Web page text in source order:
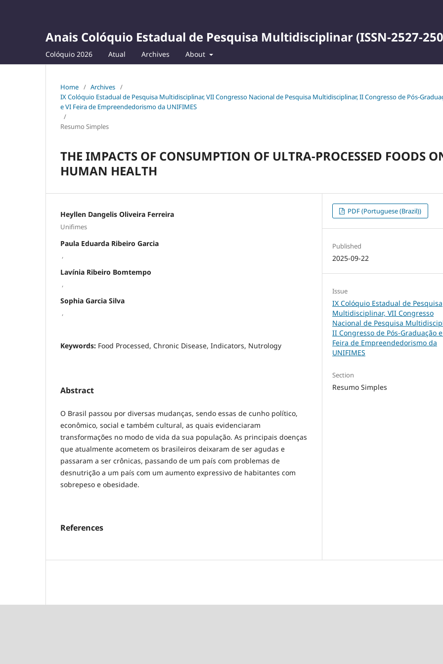
Anais Colóquio Estadual de Pesquisa Multidisciplinar (ISSN-2527-
Colóquio 2026 Atual Archives About
Home / Archives /
IX Colóquio Estadual de Pesquisa Multidisciplinar, VII Congresso Nacional de Pesquisa Multidisciplinar, II Congresso de Pós-
e VI Feira de Empreendedorismo da UNIFIMES
/
Resumo Simples
THE IMPACTS OF CONSUMPTION OF ULTRA-PROCESSED FOODS
HUMAN HEALTH
Heyllen Dangelis Oliveira Ferreira
Unifimes
Paula Eduarda Ribeiro Garcia
,
Lavínia Ribeiro Bomtempo
,
Sophia Garcia Silva
,
Keywords: Food Processed, Chronic Disease, Indicators, Nutrology
Abstract
O Brasil passou por diversas mudanças, sendo essas de cunho político,
econômico, social e também cultural, as quais evidenciaram
transformações no modo de vida da sua população. As principais doenças
que atualmente acometem os brasileiros deixaram de ser agudas e
passaram a ser crônicas, passando de um país com problemas de
desnutrição a um país com um aumento expressivo de habitantes com
sobrepeso e obesidade.
References
PDF (Portuguese (Brazil))
Published
2025-09-22
Issue
IX Colóquio Estadual de Pesquisa
Multidisciplinar, VII Congresso
Nacional de Pesquisa
II Congresso de Pós-Graduação
Feira de Empreendedorismo da
UNIFIMES
Section
Resumo Simples